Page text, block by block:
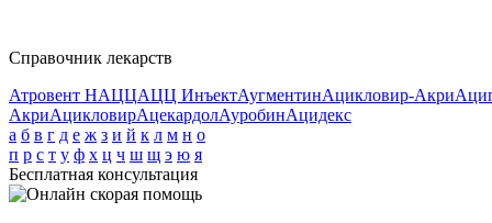
Справочник лекарств
Атровент НАЦЦАЦЦ ИнъектАугментинАцикловир-Акри
АкриАцикловирАцекардолАуробинАцидекс
а б в г д е ж з и й к л м н о
п р с т у ф х ц ч ш щ э ю я
Бесплатная консультация